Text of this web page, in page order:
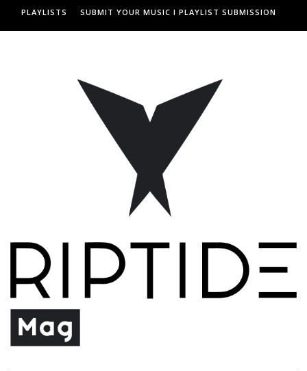
PLAYLISTS SUBMIT YOUR MUSIC I PLAYLIST SUBMISSION